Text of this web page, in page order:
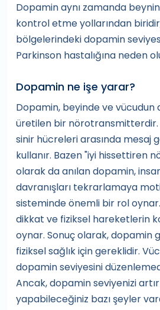
Dopamin aynı zamanda
kontrol etme yollarından
bölgelerindeki dopamin
Parkinson hastalığına neden
Dopamin ne işe yarar?
Dopamin, beyinde ve
üretilen bir nörotransmitterdir.
sinir hücreleri arasında mesaj
kullanır. Bazen "iyi hissettiren
olarak da anılan dopamin,
davranışları tekrarlamaya
sisteminde önemli bir rol oynar.
dikkat ve fiziksel hareketlerin
oynar. Sonuç olarak, dopamin
fiziksel sağlık için gereklidir.
dopamin seviyesini
Ancak, dopamin seviyenizi
yapabileceğiniz bazı şeyler